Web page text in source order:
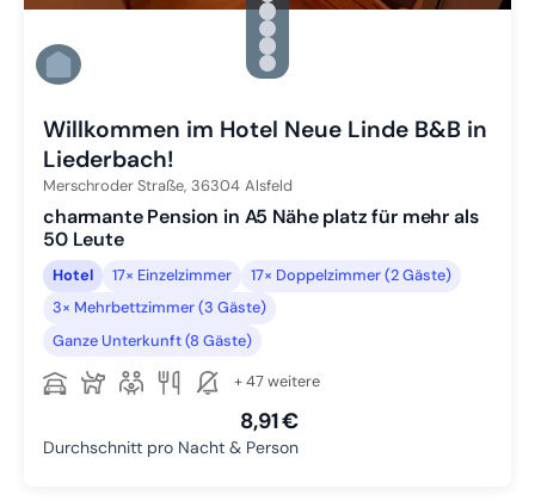
Zu Slide 2 wechseln
Zu Slide 3 wechseln
Zu Slide 4 wechseln
Zu Slide 5 wechseln
Zu Slide 6 wechseln
Willkommen im Hotel Neue Linde B&B in
Liederbach!
Merschroder Straße, 36304 Alsfeld
charmante Pension in A5 Nähe platz für mehr als
50 Leute
Hotel 17× Einzelzimmer
17× Doppelzimmer (2 Gäste)
3× Mehrbettzimmer (3 Gäste)
Ganze Unterkunft (8 Gäste)
+ 47 weitere
8,91 €
Durchschnitt pro Nacht & Person